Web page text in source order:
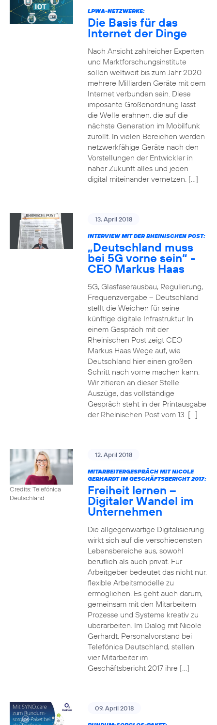
LPWA-NETZWERKE:
Die Basis für das
Internet der Dinge
Nach Ansicht zahlreicher Experten
und Marktforschungsinstitute
sollen weltweit bis zum Jahr 2020
mehrere Milliarden Geräte mit dem
Internet verbunden sein. Diese
imposante Größenordnung lässt
die Welle erahnen, die auf die
nächste Generation im Mobilfunk
zurollt. In vielen Bereichen werden
netzwerkfähige Geräte nach den
Vorstellungen der Entwickler in
naher Zukunft alles und jeden
digital miteinander vernetzen. […]
13. April 2018
INTERVIEW MIT DER RHEINISCHEN POST:
„Deutschland muss
bei 5G vorne sein“ -
CEO Markus Haas
5G, Glasfaserausbau, Regulierung,
Frequenzvergabe – Deutschland
stellt die Weichen für seine
künftige digitale Infrastruktur. In
einem Gespräch mit der
Rheinischen Post zeigt CEO
Markus Haas Wege auf, wie
Deutschland hier einen großen
Schritt nach vorne machen kann.
Wir zitieren an dieser Stelle
Auszüge, das vollständige
Gespräch steht in der Printausgabe
der Rheinischen Post vom 13. […]
Credits: Telefónica
Deutschland
12. April 2018
MITARBEITERGESPRÄCH MIT NICOLE
GERHARDT IM GESCHÄFTSBERICHT 2017:
Freiheit lernen –
Digitaler Wandel im
Unternehmen
Die allgegenwärtige Digitalisierung
wirkt sich auf die verschiedensten
Lebensbereiche aus, sowohl
beruflich als auch privat. Für
Arbeitgeber bedeutet das nicht nur,
flexible Arbeitsmodelle zu
ermöglichen. Es geht auch darum,
gemeinsam mit den Mitarbeitern
Prozesse und Systeme kreativ zu
überarbeiten. Im Dialog mit Nicole
Gerhardt, Personalvorstand bei
Telefónica Deutschland, stellen
vier Mitarbeiter im
Geschäftsbericht 2017 ihre […]
09. April 2018